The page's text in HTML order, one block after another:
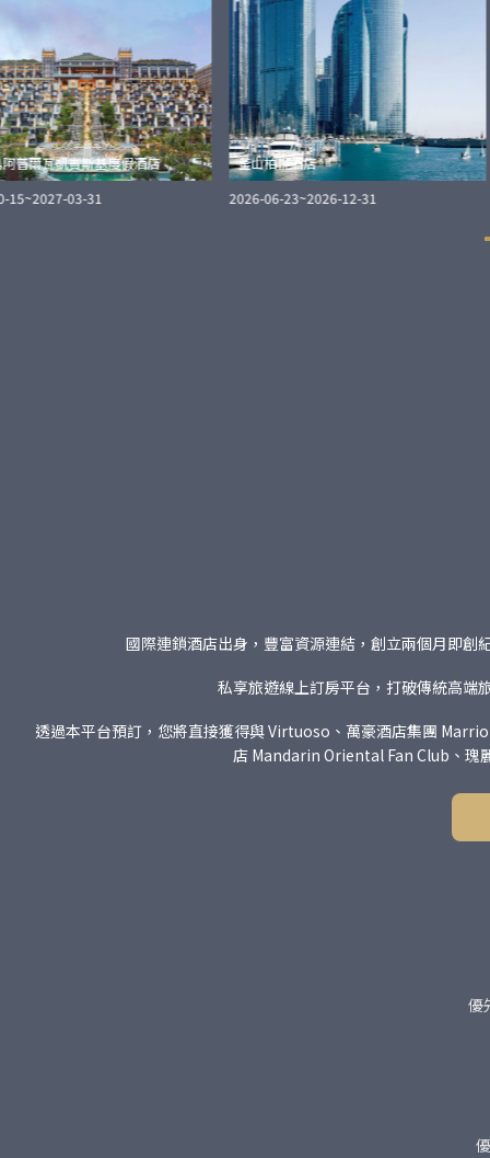
普爾瓦凱賓斯基度假酒店
15~2027-03-31
釜山柏悅酒店
2026-06-23~2026-12-31
國際連鎖酒店出身，豐富資源連結，創立兩個月即
私享旅遊線上訂房平台，打破傳統高端
透過本平台預訂，您將直接獲得與 Virtuoso、萬豪酒店集團
店 Mandarin Oriental Fan Club、瑰
優